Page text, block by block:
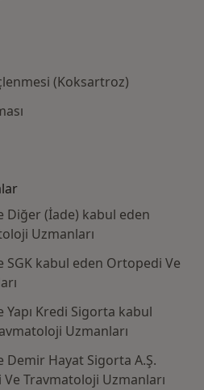
(Koksartroz)
Diğer (İade) kabul eden
Uzmanları
kabul eden Ortopedi Ve
Kredi Sigorta kabul
Uzmanları
Hayat Sigorta A.Ş.
Travmatoloji Uzmanları